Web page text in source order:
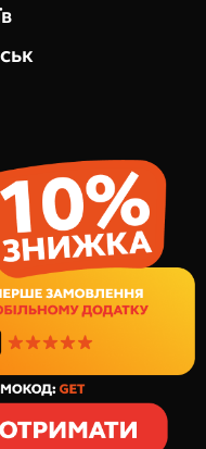
на свята?
частіше,